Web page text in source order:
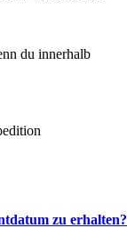
du innerhalb
zu erhalten?